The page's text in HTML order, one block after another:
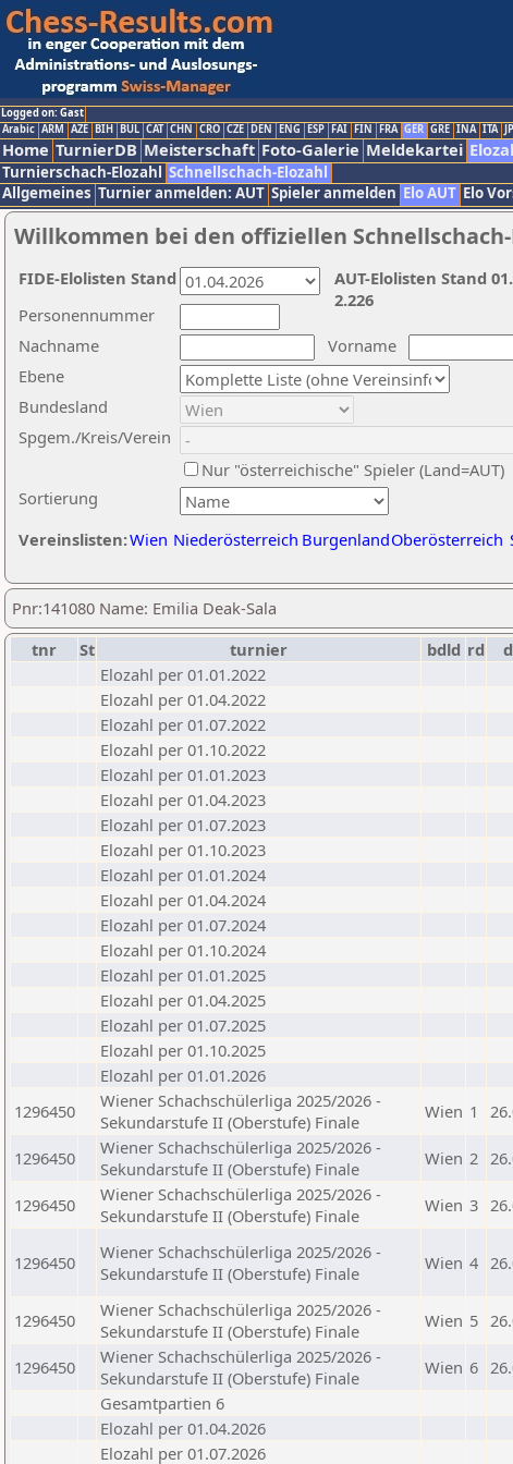
Logged on: Gast
Arabic ARM AZE BIH BUL CAT CHN CRO CZE DEN ENG ESP FAI FIN FRA GER GRE INA ITA
Home TurnierDB Meisterschaft Foto-Galerie Meldekartei
Turnierschach-Elozahl Schnellschach-Elozahl
Allgemeines Turnier anmelden: AUT Spieler anmelden Elo AUT Elo
Willkommen bei den offiziellen Schnellschach-
Nachname
Vorname
Ebene
Sortierung
Personennummer
Bundesland
Spgem./Kreis/Verein
Nur "österreichische" Spieler (Land=AUT)
Vereinslisten:Wien Niederösterreich BurgenlandOberösterreich
AUT-Elolisten Stand
2.226
FIDE-Elolisten Stand
Pnr:141080 Name: Emilia Deak-Sala
tnr
St turnier bdld rd
Elozahl per 01.01.2022
Elozahl per 01.04.2022
Elozahl per 01.07.2022
Elozahl per 01.10.2022
Elozahl per 01.01.2023
Elozahl per 01.04.2023
Elozahl per 01.07.2023
Elozahl per 01.10.2023
Elozahl per 01.01.2024
Elozahl per 01.04.2024
Elozahl per 01.07.2024
Elozahl per 01.10.2024
Elozahl per 01.01.2025
Elozahl per 01.04.2025
Elozahl per 01.07.2025
Elozahl per 01.10.2025
Elozahl per 01.01.2026
1296450
Wiener Schachschülerliga 2025/2026 -
Sekundarstufe II (Oberstufe) Finale
Wien 1
1296450
Wiener Schachschülerliga 2025/2026 -
Sekundarstufe II (Oberstufe) Finale
Wien 2
1296450
Wiener Schachschülerliga 2025/2026 -
Sekundarstufe II (Oberstufe) Finale
Wien 3
1296450
Wiener Schachschülerliga 2025/2026 -
Sekundarstufe II (Oberstufe) Finale
Wien 4
1296450
Wiener Schachschülerliga 2025/2026 -
Sekundarstufe II (Oberstufe) Finale
Wien 5
1296450
Wiener Schachschülerliga 2025/2026 -
Sekundarstufe II (Oberstufe) Finale
Wien 6
Gesamtpartien 6
Elozahl per 01.04.2026
Elozahl per 01.07.2026